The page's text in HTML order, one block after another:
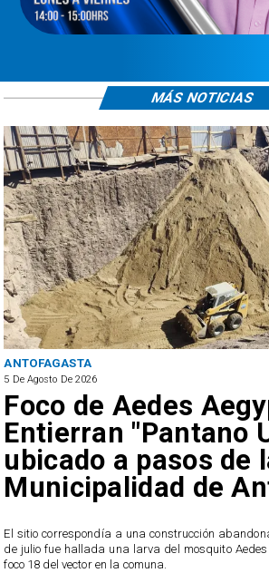
ANTOFAGASTA
5 De Agosto De 2026
Foco de Aedes
Entierran "Pantano
ubicado a pasos de
Municipalidad de
El sitio correspondía a una construcción
de julio fue hallada una larva del mosquito Aedes
foco 18 del vector en la comuna.
MÁS NOTICIAS